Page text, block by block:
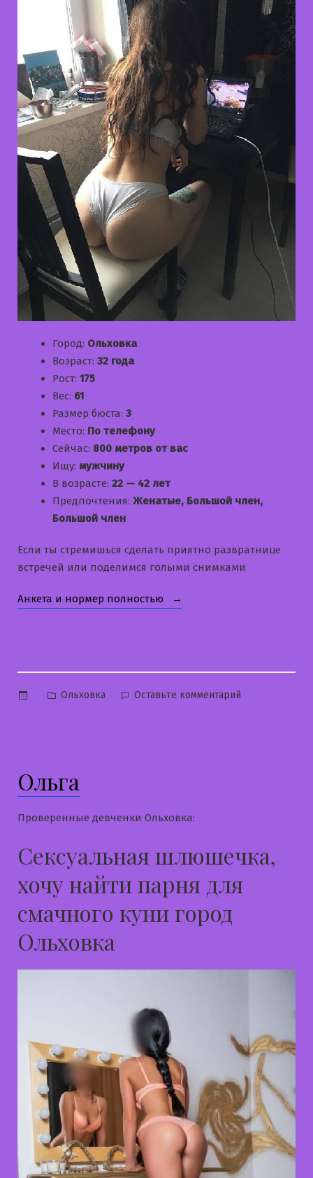
Город: Ольховка
Возраст: 32 года
Рост: 175
Вес: 61
Размер бюста: 3
Место: По телефону
Сейчас: 800 метров от вас
Ищу: мужчину
В возрасте: 22 — 42 лет
Предпочтения: Женатые, Большой член,
Большой член
Если ты стремишься сделать приятно развратнице
встречей или поделимся голыми снимками
Анкета и нормер полностью «Ирина»
Опубликовано
Ольховка Оставьте комментарий
Ольга
Проверенные девченки Ольховка:
Сексуальная шлюшечка,
хочу найти парня для
смачного куни город
Ольховка